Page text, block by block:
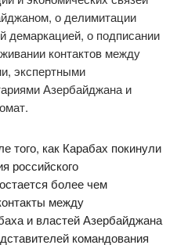
о делимитации
демаркацией, о подписании
контактов между
экспертными
Азербайджана и
того, как Карабах покинули
российского
более чем
между
и властей Азербайджана
командования